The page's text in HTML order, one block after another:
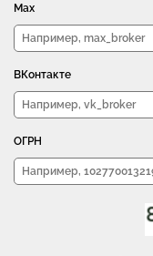
Max
ВКонтакте
ОГРН